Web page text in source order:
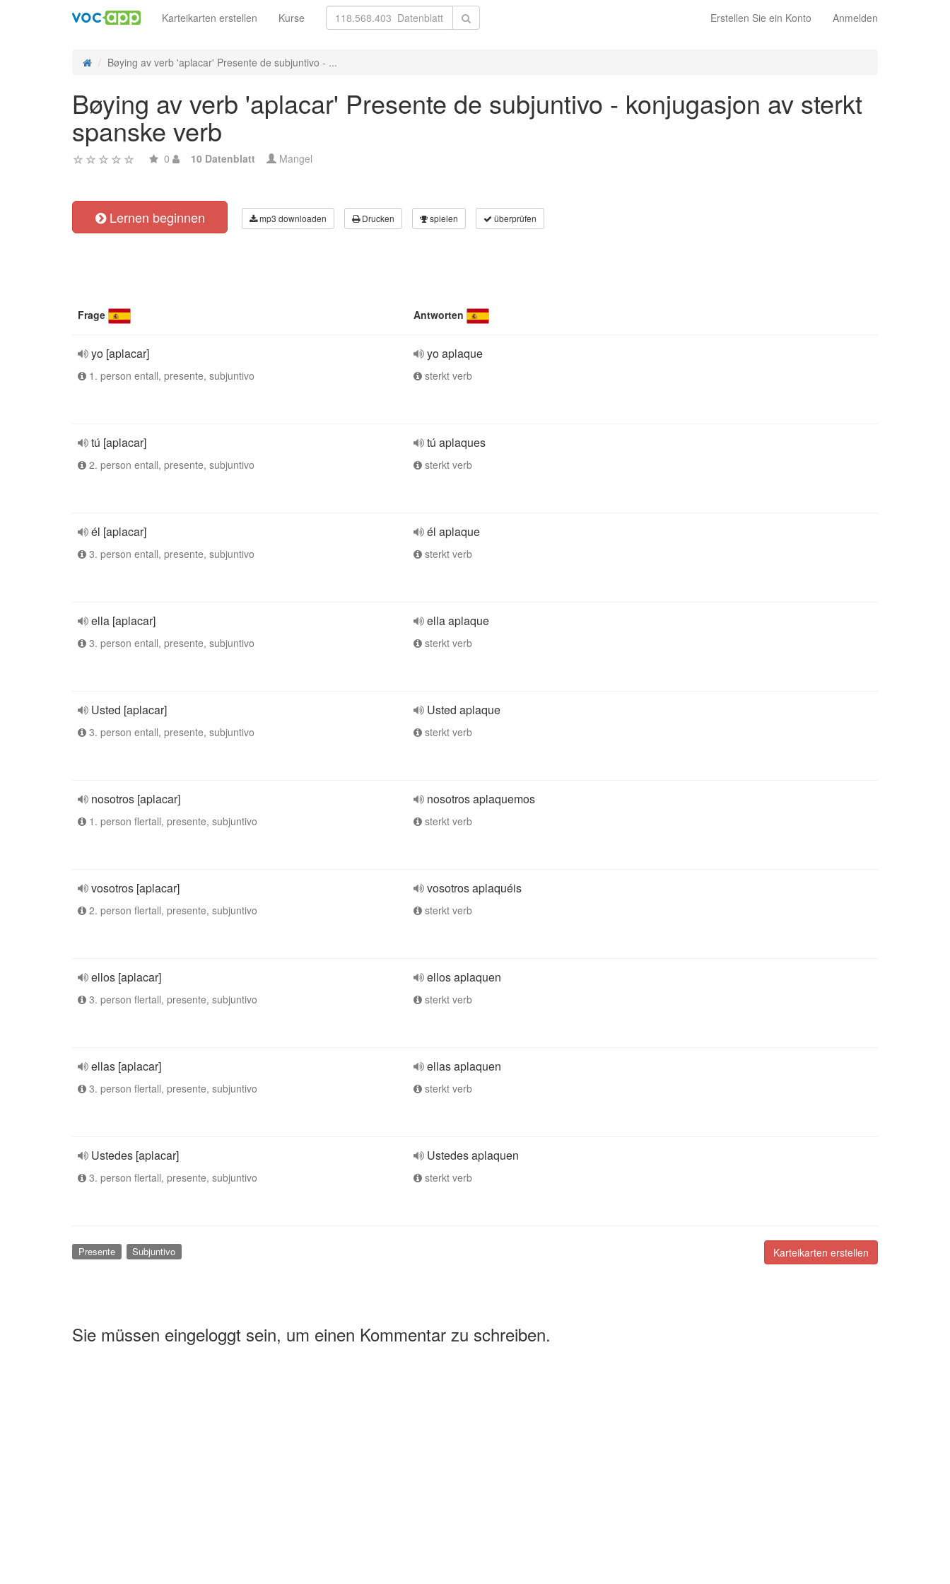
Erstellen Sie ein Konto Anmelden
Karteikarten erstellen Kurse
Bøying av verb 'aplacar' Presente de subjuntivo - ...
Bøying av verb 'aplacar' Presente de subjuntivo - konjugasjon av sterkt
spanske verb
0 10 Datenblatt Mangel
Lernen beginnen mp3 downloaden Drucken spielen überprüfen
Frage Antworten
yo [aplacar]
1. person entall, presente, subjuntivo
yo aplaque
sterkt verb
tú [aplacar]
2. person entall, presente, subjuntivo
tú aplaques
sterkt verb
él [aplacar]
3. person entall, presente, subjuntivo
él aplaque
sterkt verb
ella [aplacar]
3. person entall, presente, subjuntivo
ella aplaque
sterkt verb
Usted [aplacar]
3. person entall, presente, subjuntivo
Usted aplaque
sterkt verb
nosotros [aplacar]
1. person flertall, presente, subjuntivo
nosotros aplaquemos
sterkt verb
vosotros [aplacar]
2. person flertall, presente, subjuntivo
vosotros aplaquéis
sterkt verb
ellos [aplacar]
3. person flertall, presente, subjuntivo
ellos aplaquen
sterkt verb
ellas [aplacar]
3. person flertall, presente, subjuntivo
ellas aplaquen
sterkt verb
Ustedes [aplacar]
3. person flertall, presente, subjuntivo
Ustedes aplaquen
sterkt verb
Karteikarten erstellen
Presente Subjuntivo
Sie müssen eingeloggt sein, um einen Kommentar zu schreiben.